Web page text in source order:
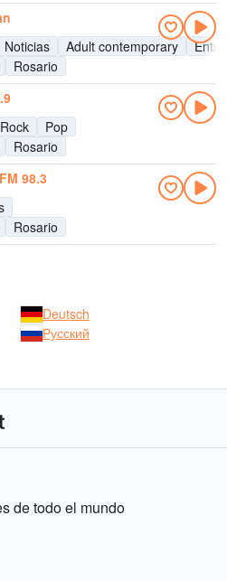
Noticias Adult contemporary
Rosario
Rock
Pop
Rosario
98.3
Rosario
Deutsch
Русский
de todo el mundo